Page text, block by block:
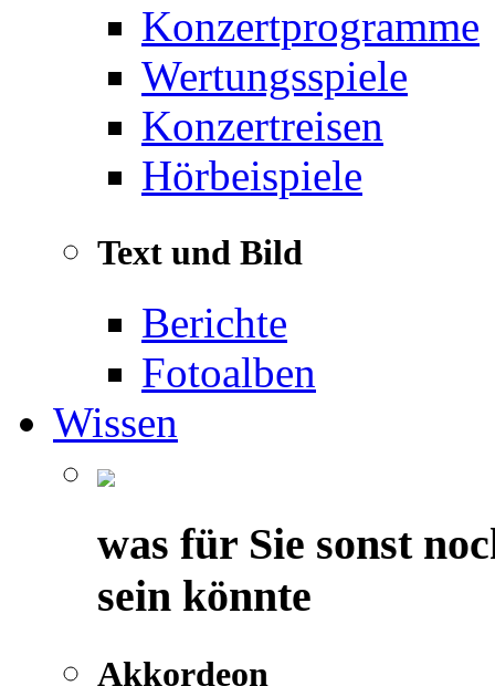
Konzertprogramme
Wertungsspiele
Konzertreisen
Hörbeispiele
Text und Bild
Berichte
Fotoalben
Wissen
was für Sie sonst
sein könnte
Akkordeon